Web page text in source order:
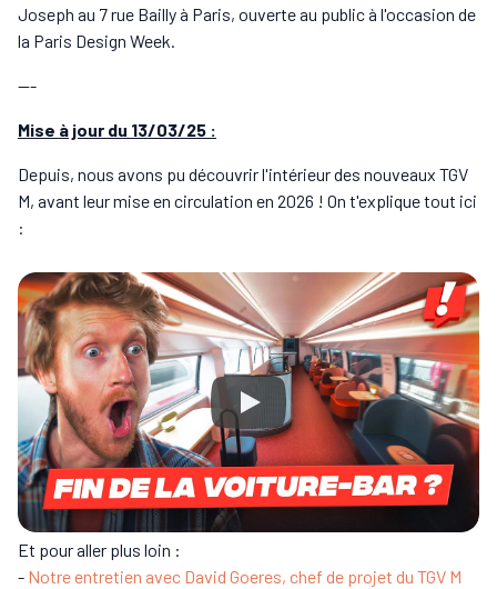
Joseph au 7 rue Bailly à Paris, ouverte au public à l'occasion de
la Paris Design Week.
---
Mise à jour du 13/03/25 :
Depuis, nous avons pu découvrir l'intérieur des nouveaux TGV
M, avant leur mise en circulation en 2026 ! On t'explique tout ici
:
Et pour aller plus loin :
- Notre entretien avec David Goeres, chef de projet du TGV M